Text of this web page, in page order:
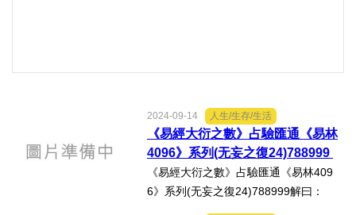
防災/救災
2024-09-14 人生/生存/生活
《易經大衍之數》占驗匯通《易林
4096》系列(无妄之復24)788999
《易經大衍之數》占驗匯通《易林409
6》系列(无妄之復24)788999解曰：